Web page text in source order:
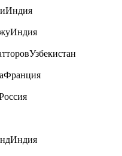
Индия
Индия
Узбекистан
Франция
Индия